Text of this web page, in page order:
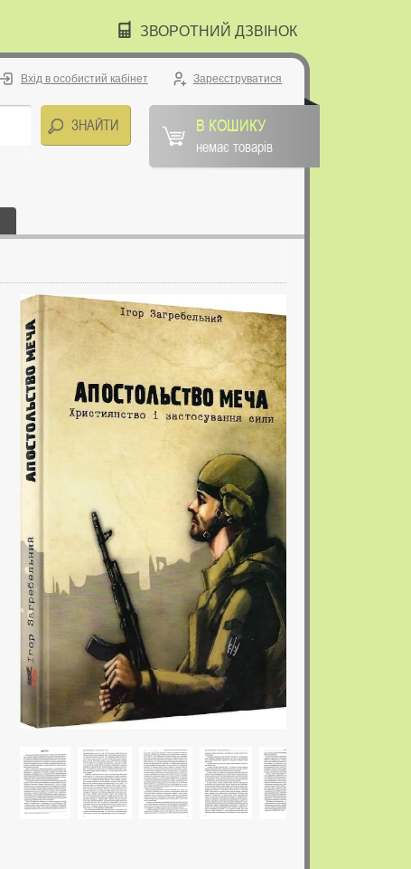
ЗВОРОТНИЙ ДЗВІНОК
Вхід в особистий кабінет Зареєструватися
В КОШИКУ
немає товарів